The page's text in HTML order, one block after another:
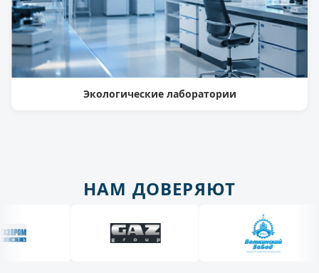
Экологические лаборатории
НАМ ДОВЕРЯЮТ